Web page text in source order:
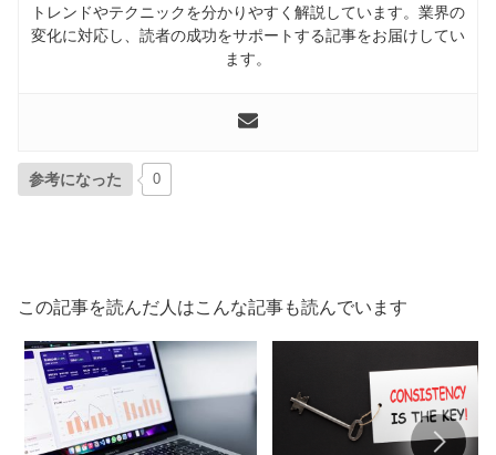
トレンドやテクニックを分かりやすく解説しています。業界の
変化に対応し、読者の成功をサポートする記事をお届けしてい
ます。
参考になった 0
この記事を読んだ人はこんな記事も読んでいます